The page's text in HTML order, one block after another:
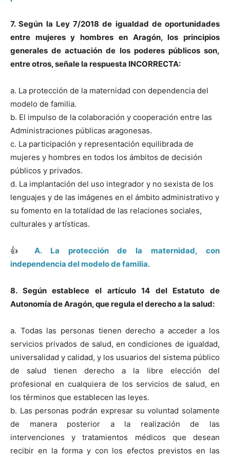
7. Según la Ley 7/2018 de igualdad de oportunidades
entre mujeres y hombres en Aragón, los principios
generales de actuación de los poderes públicos son,
entre otros, señale la respuesta INCORRECTA:
a. La protección de la maternidad con dependencia del
modelo de familia.
b. El impulso de la colaboración y cooperación entre las
Administraciones públicas aragonesas.
c. La participación y representación equilibrada de
mujeres y hombres en todos los ámbitos de decisión
públicos y privados.
d. La implantación del uso integrador y no sexista de los
lenguajes y de las imágenes en el ámbito administrativo y
su fomento en la totalidad de las relaciones sociales,
culturales y artísticas.
👍 A. La protección de la maternidad, con
independencia del modelo de familia.
8. Según establece el artículo 14 del Estatuto de
Autonomía de Aragón, que regula el derecho a la salud:
a. Todas las personas tienen derecho a acceder a los
servicios privados de salud, en condiciones de igualdad,
universalidad y calidad, y los usuarios del sistema público
de salud tienen derecho a la libre elección del
profesional en cualquiera de los servicios de salud, en
los términos que establecen las leyes.
b. Las personas podrán expresar su voluntad solamente
de manera posterior a la realización de las
intervenciones y tratamientos médicos que desean
recibir en la forma y con los efectos previstos en las